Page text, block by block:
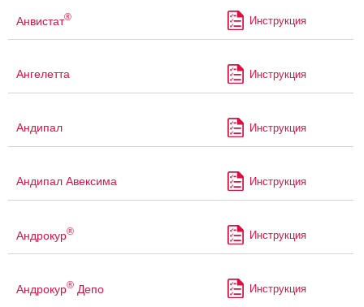
Анвистат® Инструкция
Ангелетта Инструкция
Андипал Инструкция
Андипал Авексима Инструкция
Андрокур® Инструкция
Андрокур® Депо Инструкция